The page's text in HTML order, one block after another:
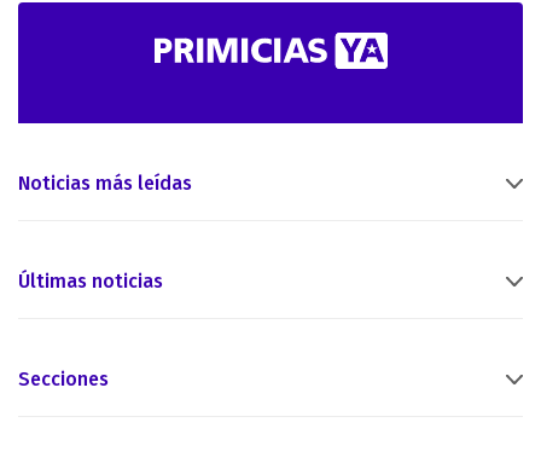
Noticias más leídas
Últimas noticias
Secciones